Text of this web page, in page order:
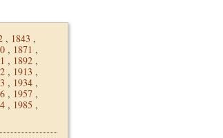
, 1843 ,
, 1871 ,
, 1892 ,
, 1913 ,
, 1934 ,
, 1957 ,
, 1985 ,